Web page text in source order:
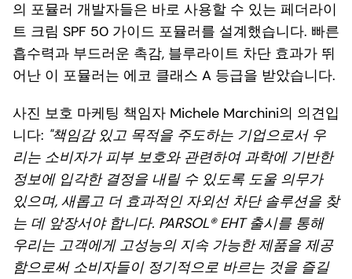
의 포뮬러 개발자들은 바로 사용할 수 있는 페더라이
트 크림 SPF 50 가이드 포뮬러를 설계했습니다. 빠른
흡수력과 부드러운 촉감, 블루라이트 차단 효과가 뛰
어난 이 포뮬러는 에코 클래스 A 등급을 받았습니다.
사진 보호 마케팅 책임자 Michele Marchini의 의견입
니다: "책임감 있고 목적을 주도하는 기업으로서 우
리는 소비자가 피부 보호와 관련하여 과학에 기반한
정보에 입각한 결정을 내릴 수 있도록 도울 의무가
있으며, 새롭고 더 효과적인 자외선 차단 솔루션을 찾
는 데 앞장서야 합니다. PARSOL® EHT 출시를 통해
우리는 고객에게 고성능의 지속 가능한 제품을 제공
함으로써 소비자들이 정기적으로 바르는 것을 즐길